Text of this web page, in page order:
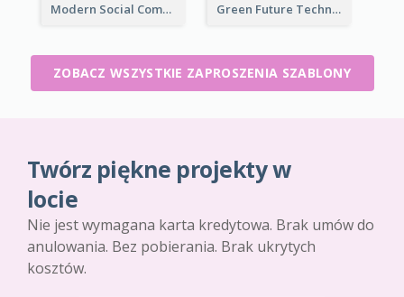
Modern Social Community Club Invitation Design Ideas Green Future Technology Innovation Invitation
ZOBACZ WSZYSTKIE ZAPROSZENIA SZABLONY
Twórz piękne projekty w
locie
Nie jest wymagana karta kredytowa. Brak umów do
anulowania. Bez pobierania. Brak ukrytych
kosztów.